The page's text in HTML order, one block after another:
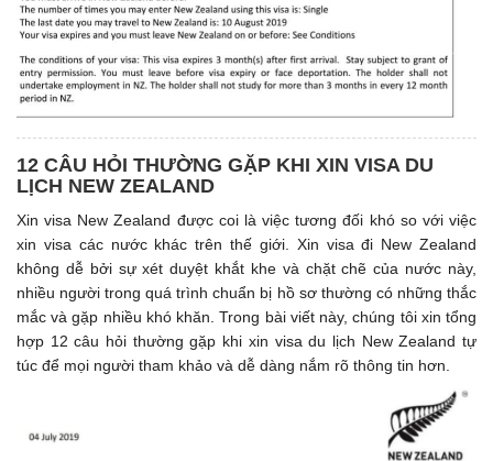
12 CÂU HỎI THƯỜNG GẶP KHI XIN VISA DU
LỊCH NEW ZEALAND
Xin visa New Zealand được coi là việc tương đối khó so với việc
xin visa các nước khác trên thế giới. Xin visa đi New Zealand
không dễ bởi sự xét duyệt khắt khe và chặt chẽ của nước này,
nhiều người trong quá trình chuẩn bị hồ sơ thường có những thắc
mắc và gặp nhiều khó khăn. Trong bài viết này, chúng tôi xin tổng
hợp 12 câu hỏi thường gặp khi xin visa du lịch New Zealand tự
túc để mọi người tham khảo và dễ dàng nắm rõ thông tin hơn.